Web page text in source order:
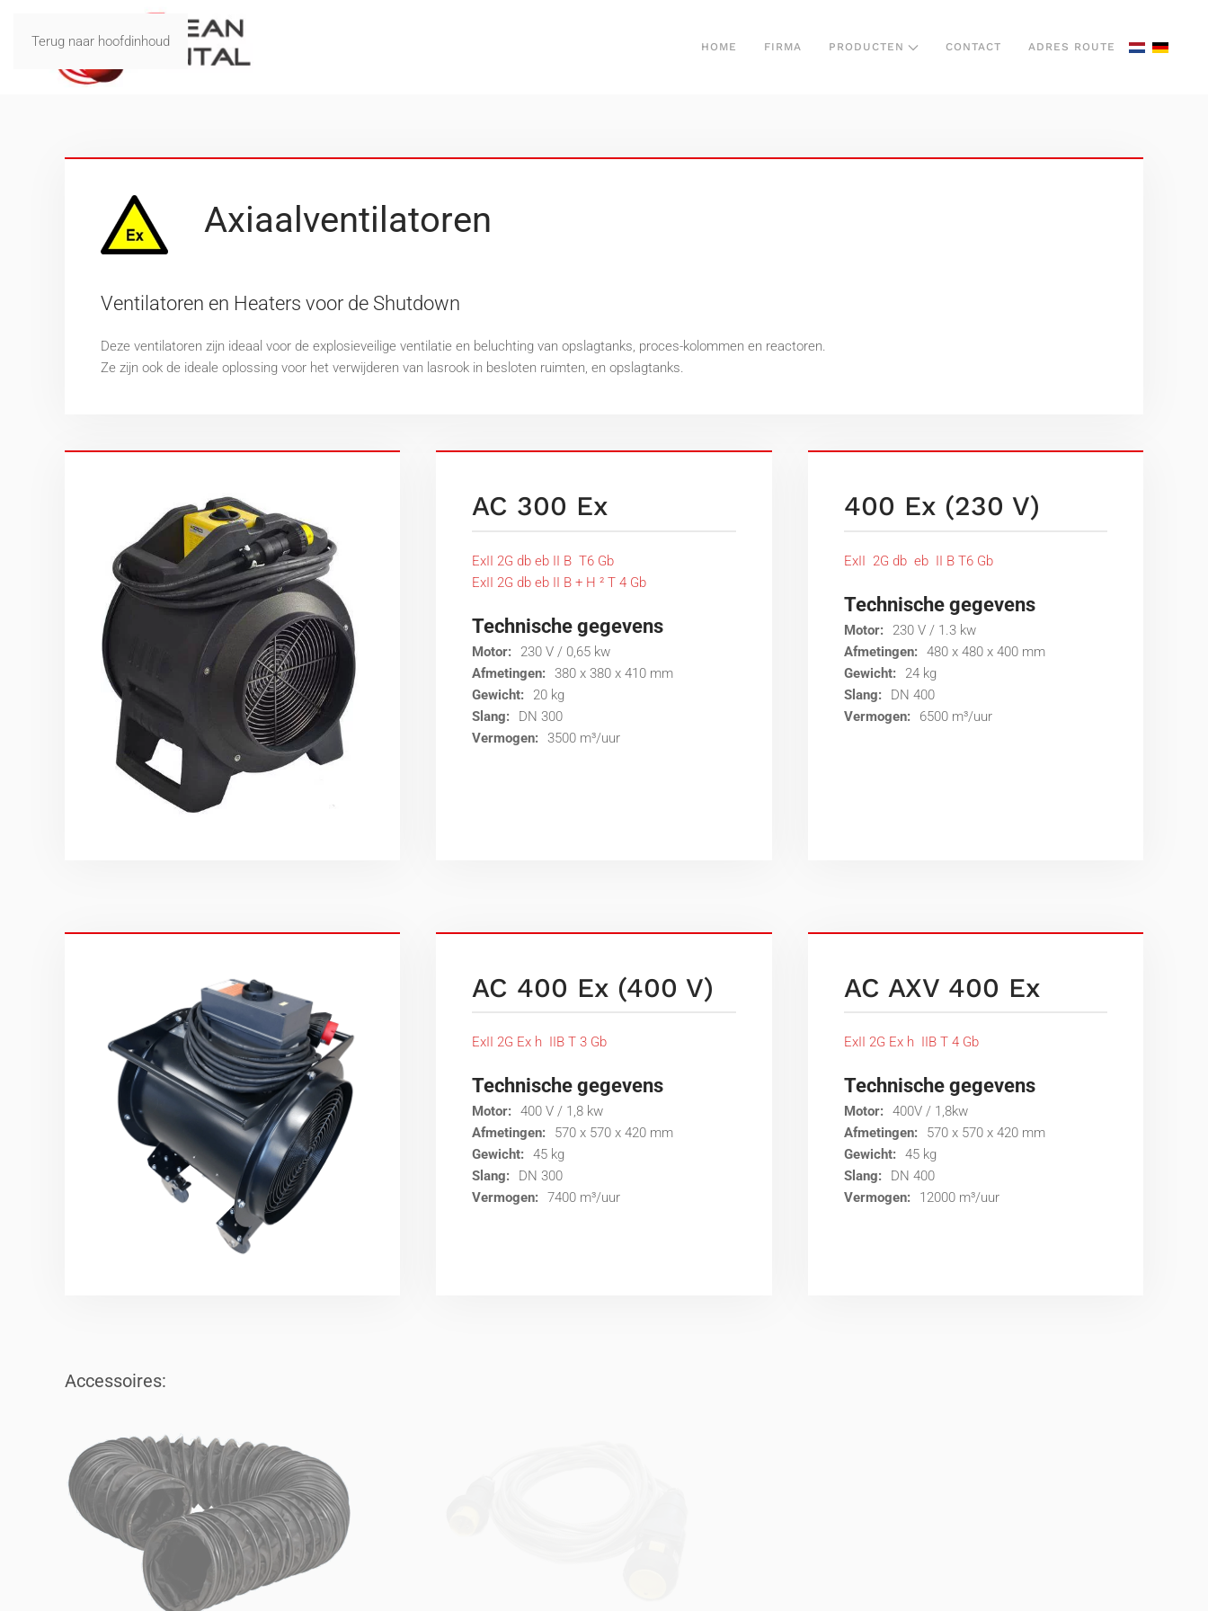
Terug naar hoofdinhoud HOME FIRMA PRODUCTEN CONTACT ADRES ROUTE
Axiaalventilatoren
Ventilatoren en Heaters voor de Shutdown
Deze ventilatoren zijn ideaal voor de explosieveilige ventilatie en beluchting van opslagtanks, proces-kolommen en reactoren.
Ze zijn ook de ideale oplossing voor het verwijderen van lasrook in besloten ruimten, en opslagtanks.
AC 300 Ex
ExII 2G db eb II B T6 Gb
ExII 2G db eb II B + H ² T 4 Gb
Technische gegevens
Motor:
230 V / 0,65 kw
Afmetingen: 380 x 380 x 410 mm
Gewicht:
20 kg
Slang:
DN 300
Vermogen: 3500 m³/uur
400 Ex (230 V)
ExII 2G db eb II B T6 Gb
Technische gegevens
Motor:
230 V / 1.3 kw
Afmetingen: 480 x 480 x 400 mm
Gewicht:
24 kg
Slang:
DN 400
Vermogen:
6500 m³/uur
AC 400 Ex (400 V)
ExII 2G Ex h IIB T 3 Gb
Technische gegevens
Motor: 400 V / 1,8 kw
Afmetingen:
570 x 570 x 420 mm
Gewicht: 45 kg
Slang:
DN 300
Vermogen: 7400 m³/uur
AC AXV 400 Ex
ExII 2G Ex h IIB T 4 Gb
Technische gegevens
Motor: 400V / 1,8kw
Afmetingen:
570 x 570 x 420 mm
Gewicht: 45 kg
Slang:
DN 400
Vermogen:
12000 m³/uur
Accessoires: